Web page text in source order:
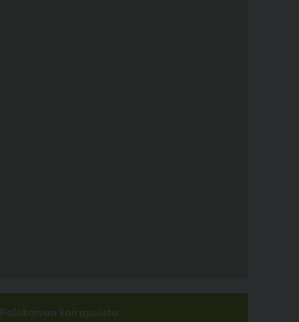
Palokaivon koirapuisto